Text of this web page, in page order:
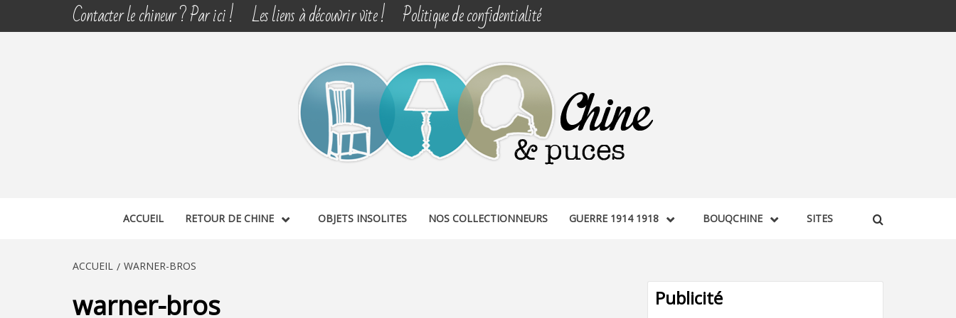
Contacter le chineur ? Par ici ! Les liens à découvrir vite ! Politique de confidentialité
CHINE & PUCES
ACCUEIL RETOUR DE CHINE OBJETS INSOLITES NOS COLLECTIONNEURS GUERRE 1914 1918 BOUQCHINE SITES
ACCUEIL WARNER-BROS
warner-bros Publicité